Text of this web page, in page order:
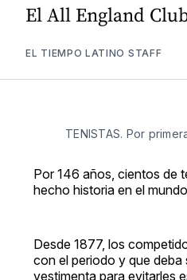
El All England
EL TIEMPO LATINO STAFF
TENISTAS. Por
Por 146 años, cientos de
hecho historia en el
Desde 1877, los
con el periodo y que
vestimenta para evitarles